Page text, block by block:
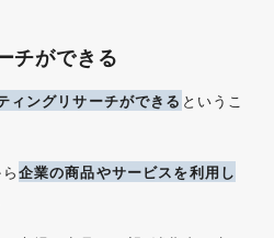
チができる
ィングリサーチができる というこ
企業の商品やサービスを利用し